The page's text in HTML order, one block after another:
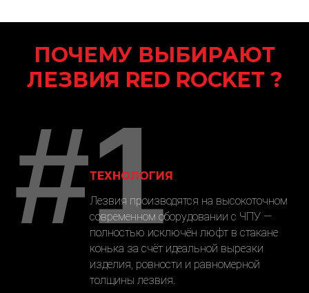
ПОЧЕМУ ВЫБИРАЮТ
ЛЕЗВИЯ RED ROCKET ?
ТЕХНОЛОГИЯ
Лезвия производятся на высокоточном
современном оборудовании с ЧПУ —
полностью исключён люфт в стакане
конька за счёт идеальной вырезки
изделия, ровности и равномерной
толщины лезвия.
#1